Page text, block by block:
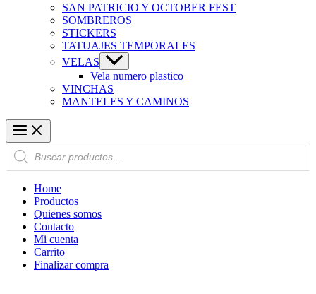
SAN PATRICIO Y OCTOBER FEST
SOMBREROS
STICKERS
TATUAJES TEMPORALES
VELAS
Vela numero plastico
VINCHAS
MANTELES Y CAMINOS
Búsqueda
de
productos
Home
Productos
Quienes somos
Contacto
Mi cuenta
Carrito
Finalizar compra